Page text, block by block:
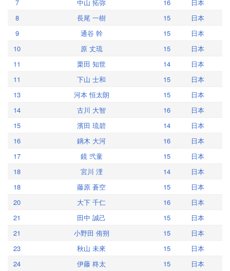
7
中山 拓弥 16
日本
8
長尾 一樹 15
日本
9
通谷 幹 15
日本
10
原 丈琉 15
日本
11
栗田 知世 14
日本
11
下山 士和 15
日本
13
河本 恒太朗 15
日本
14
古川 大智 16
日本
15
濱田 琉碧 14
日本
16
鏑木 大河 16
日本
17
鏡 弐童 15
日本
18
宮川 浬 14
日本
18
藤原 蒼空 15
日本
20
大下 千仁 16
日本
21
田中 誠己 15
日本
21
小野田 侑朔 15
日本
23
秋山 未來 15
日本
24
伊藤 柊太 15
日本